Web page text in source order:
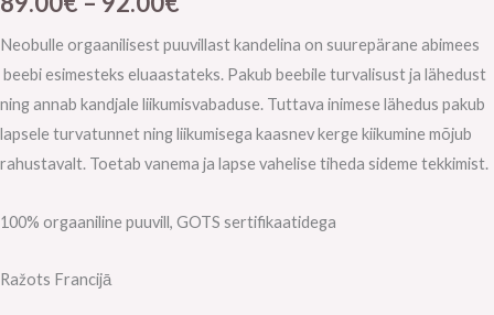
Neobulle orgaanilisest puuvillast kandelina on suurepärane abimees
beebi esimesteks eluaastateks. Pakub beebile turvalisust ja lähedust
ning annab kandjale liikumisvabaduse. Tuttava inimese lähedus pakub
lapsele turvatunnet ning liikumisega kaasnev kerge kiikumine mõjub
rahustavalt. Toetab vanema ja lapse vahelise tiheda sideme tekkimist.
100% orgaaniline puuvill, GOTS sertifikaatidega
Ražots Francijā